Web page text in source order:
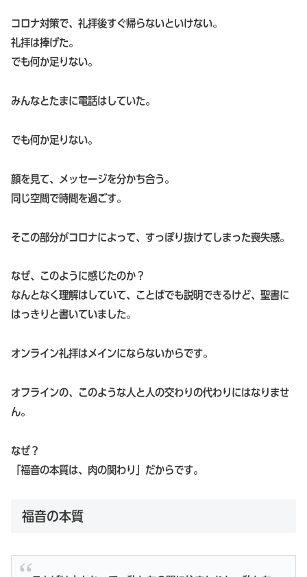
コロナ対策で、礼拝後すぐ帰らないといけない。
礼拝は捧げた。
でも何か足りない。
みんなとたまに電話はしていた。
でも何か足りない。
顔を見て、メッセージを分かち合う。
同じ空間で時間を過ごす。
そこの部分がコロナによって、すっぽり抜けてしまった喪失感。
なぜ、このように感じたのか？
なんとなく理解はしていて、ことばでも説明できるけど、聖書に
はっきりと書いていました。
オンライン礼拝はメインにならないからです。
オフラインの、このような人と人の交わりの代わりにはなりませ
ん。
なぜ？
「福音の本質は、肉の関わり」だからです。
福音の本質